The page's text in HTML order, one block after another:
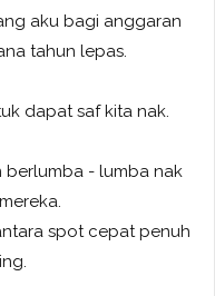
aku bagi anggaran
tahun lepas.
dapat saf kita nak.
berlumba - lumba nak
spot cepat penuh